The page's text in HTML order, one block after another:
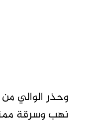
وحذر الوالي
نهب وسرقة